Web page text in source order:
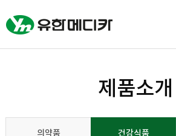
제품소개
의약품 건강식품